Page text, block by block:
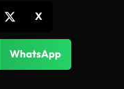
X
WhatsApp